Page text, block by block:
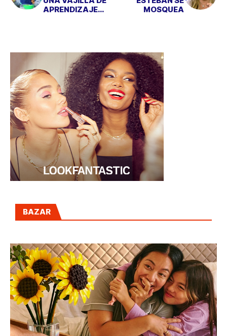
APRENDIZAJE
MOSQUEA
BAZAR